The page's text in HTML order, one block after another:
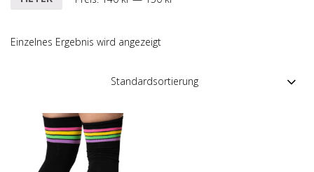
Einzelnes Ergebnis wird angezeigt